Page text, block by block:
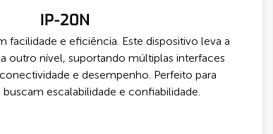
IP-20N
facilidade e eficiência. Este dispositivo leva a
outro nível, suportando múltiplas interfaces
e desempenho. Perfeito para
escalabilidade e confiabilidade.